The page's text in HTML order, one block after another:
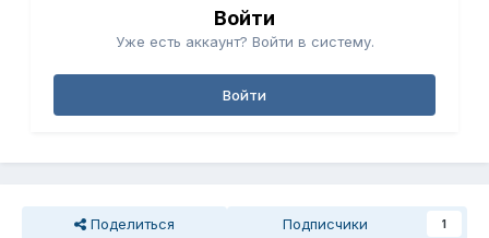
Войти
Уже есть аккаунт? Войти в систему.
Войти
Поделиться Подписчики 1